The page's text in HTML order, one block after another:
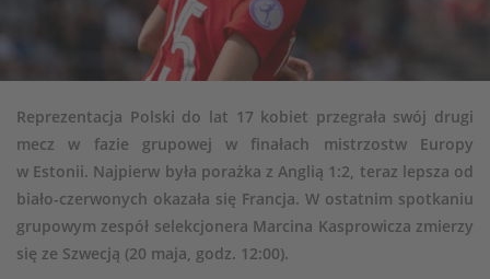
Reprezentacja Polski do lat 17 kobiet przegrała swój drugi
mecz w fazie grupowej w finałach mistrzostw Europy
w Estonii. Najpierw była porażka z Anglią 1:2, teraz lepsza od
biało-czerwonych okazała się Francja. W ostatnim spotkaniu
grupowym zespół selekcjonera Marcina Kasprowicza zmierzy
się ze Szwecją (20 maja, godz. 12:00).